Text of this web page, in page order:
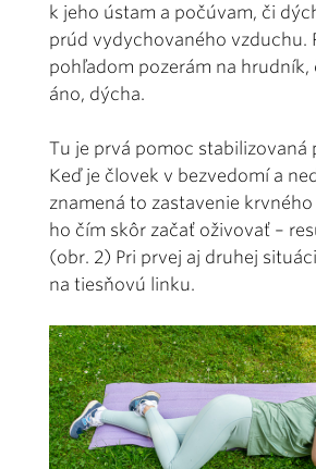
k jeho ústam a počúvam, či
prúd vydychovaného vzduchu.
pohľadom pozerám na hrudník,
áno, dýcha.
Tu je prvá pomoc stabilizovaná
Keď je človek v bezvedomí a
znamená to zastavenie
ho čím skôr začať oživovať –
(obr. 2) Pri prvej aj druhej
na tiesňovú linku.